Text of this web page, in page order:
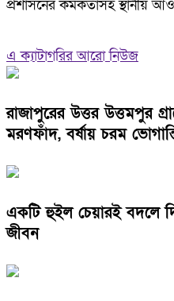
প্রশাসনের কর্মকর্তাসহ স্থানীয়
এ ক্যাটাগরির আরো নিউজ
রাজাপুরের উত্তর উত্তমপুর
মরণফাঁদ, বর্ষায় চরম
একটি হুইল চেয়ারই বদলে
জীবন